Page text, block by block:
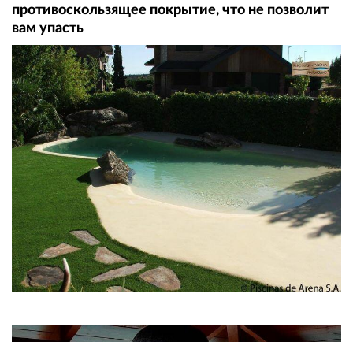
противоскользящее покрытие, что не позволит
вам упасть